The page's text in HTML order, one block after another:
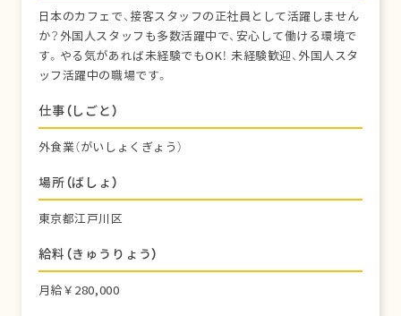
日本のカフェで、接客スタッフの正社員として活躍しません
か？外国人スタッフも多数活躍中で、安心して働ける環境で
す。やる気があれば未経験でもOK！ 未経験歓迎、外国人スタ
ッフ活躍中の職場です。
仕事（しごと）
外食業（がいしょくぎょう）
場所（ばしょ）
東京都江戸川区
給料（きゅうりょう）
月給￥280,000